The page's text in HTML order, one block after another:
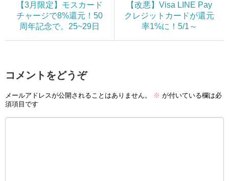
【3月限定】モスカード
チャージで8%還元！50
周年記念で。25~29日
【改悪】Visa LINE Pay
クレジットカードが還元
率1%に！5/1～
コメントをどうぞ
メールアドレスが公開されることはありません。 ※ が付いている欄は必
須項目です